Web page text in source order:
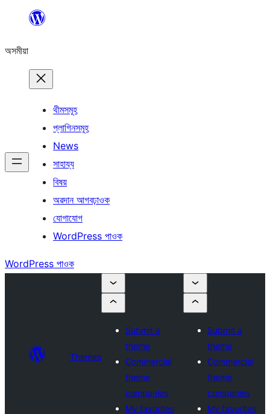
বিষয়বস্তুলৈ
অসমীয়া
থীমসমূহ
প্লাগিনসমূহ
News
সাহায্য
বিষয়
অৱদান আগবঢ়াওক
যোগাযোগ
WordPress পাওক
WordPress পাওক
Themes
Submit a
theme
Commercial
theme
companies
My favorites
Submit a
theme
Commercial
theme
companies
My favorites